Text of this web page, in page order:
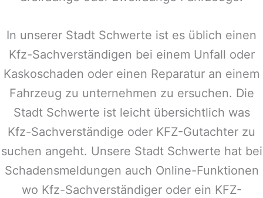
In unserer Stadt Schwerte ist es üblich einen
Kfz-Sachverständigen bei einem Unfall oder
Kaskoschaden oder einen Reparatur an einem
Fahrzeug zu unternehmen zu ersuchen. Die
Stadt Schwerte ist leicht übersichtlich was
Kfz-Sachverständige oder KFZ-Gutachter zu
suchen angeht. Unsere Stadt Schwerte hat bei
Schadensmeldungen auch Online-Funktionen
wo Kfz-Sachverständiger oder ein KFZ-